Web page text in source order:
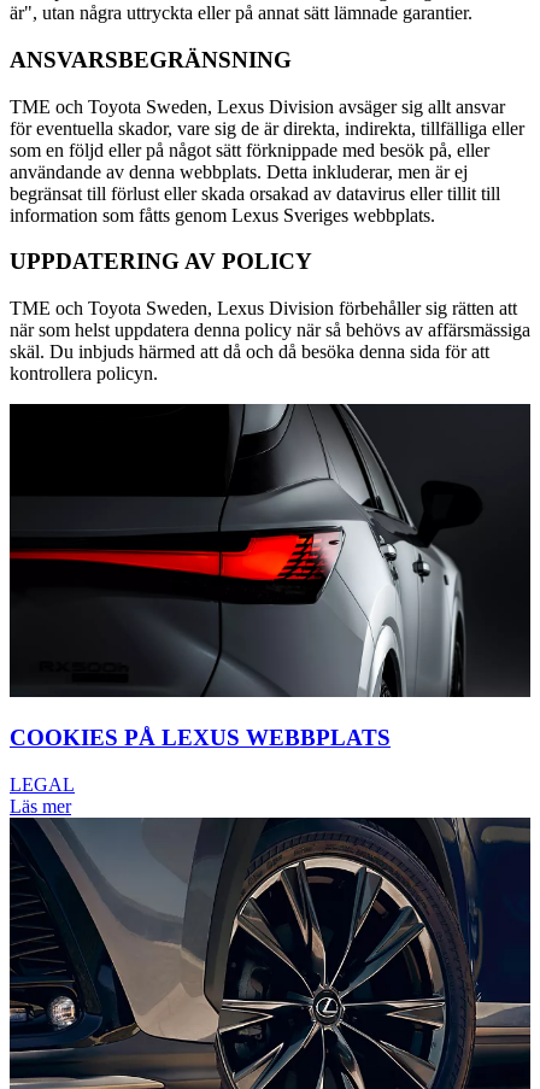
är", utan några uttryckta eller på annat sätt lämnade garantier.
ANSVARSBEGRÄNSNING
TME och Toyota Sweden, Lexus Division avsäger sig allt ansvar
för eventuella skador, vare sig de är direkta, indirekta, tillfälliga eller
som en följd eller på något sätt förknippade med besök på, eller
användande av denna webbplats. Detta inkluderar, men är ej
begränsat till förlust eller skada orsakad av datavirus eller tillit till
information som fåtts genom Lexus Sveriges webbplats.
UPPDATERING AV POLICY
TME och Toyota Sweden, Lexus Division förbehåller sig rätten att
när som helst uppdatera denna policy när så behövs av affärsmässiga
skäl. Du inbjuds härmed att då och då besöka denna sida för att
kontrollera policyn.
COOKIES PÅ LEXUS WEBBPLATS
LEGAL
Läs mer